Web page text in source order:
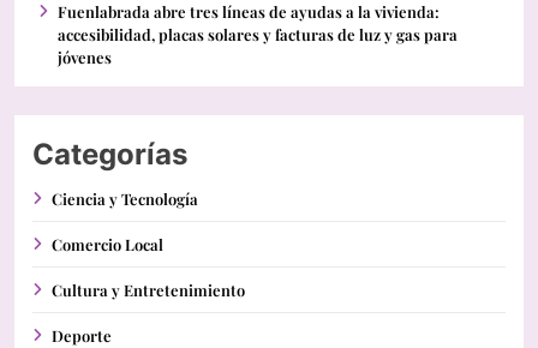
Fuenlabrada abre tres líneas de ayudas a la vivienda:
accesibilidad, placas solares y facturas de luz y gas para
jóvenes
Categorías
Ciencia y Tecnología
Comercio Local
Cultura y Entretenimiento
Deporte